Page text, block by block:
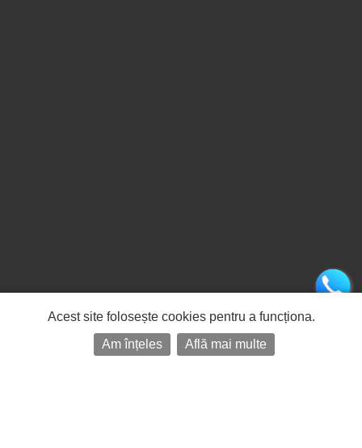
Acest site folosește cookies pentru a funcționa.
Am înțeles
Află mai multe